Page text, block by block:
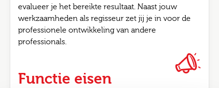
evalueer je het bereikte resultaat. Naast jouw
werkzaamheden als regisseur zet jij je in voor de
professionele ontwikkeling van andere
professionals.
Functie eisen